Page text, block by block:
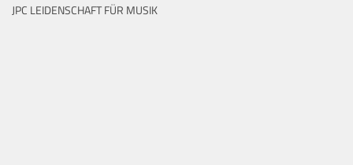
JPC LEIDENSCHAFT FÜR MUSIK